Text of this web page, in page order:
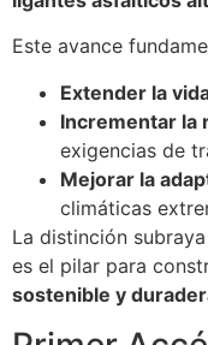
Este avance
Extender la
Incrementar la
exigencias de
Mejorar la
climáticas
La distinción
es el pilar para
sostenible y